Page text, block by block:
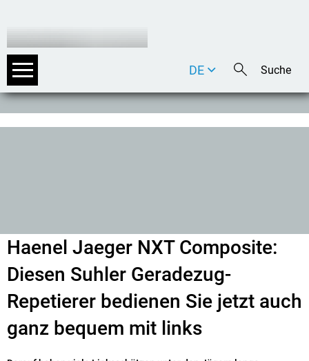
DE
EN
Haenel Jaeger NXT Composite:
Diesen Suhler Geradezug-
Repetierer bedienen Sie jetzt auch
ganz bequem mit links